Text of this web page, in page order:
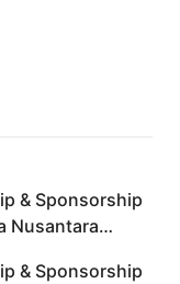
& Sponsorship
Nusantara
& Sponsorship